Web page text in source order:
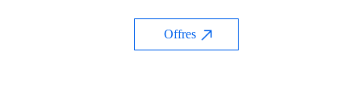
Offres